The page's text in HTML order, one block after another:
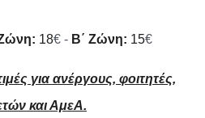
18€ - Β΄ Ζώνη: 15€
για ανέργους, φοιτητές,
και ΑμεΑ.